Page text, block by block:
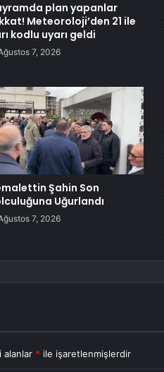
plan yapanlar
Meteoroloji’den 21 ile
kodlu uyarı geldi
7, 2026
Şahin Son
Uğurlandı
7, 2026
alanlar * ile işaretlenmişlerdir